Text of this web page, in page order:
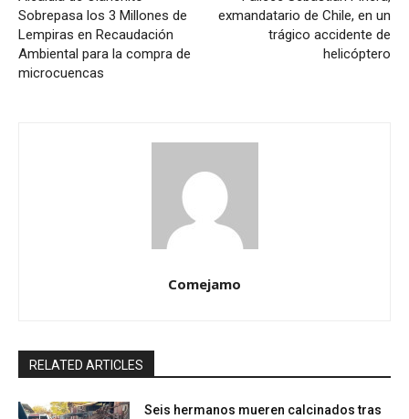
Sobrepasa los 3 Millones de
Lempiras en Recaudación
Ambiental para la compra de
microcuencas
exmandatario de Chile, en un
trágico accidente de
helicóptero
Comejamo
RELATED ARTICLES
Seis hermanos mueren calcinados tras